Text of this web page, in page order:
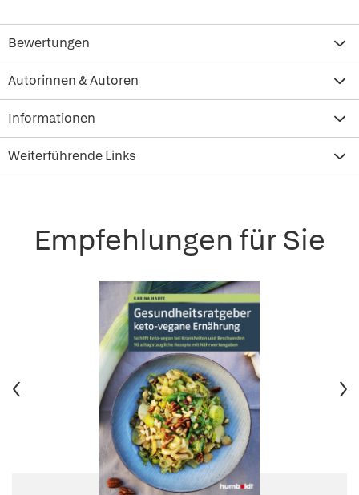
Bewertungen
Autorinnen & Autoren
Informationen
Weiterführende Links
Empfehlungen für Sie